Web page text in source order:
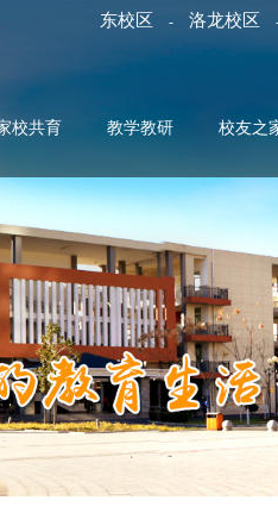
东校区 - 洛龙校区
校共育 教学教研 校友之